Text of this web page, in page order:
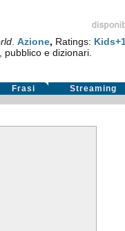
. Azione, Ratings:
pubblico e dizionari.
Frasi Streaming